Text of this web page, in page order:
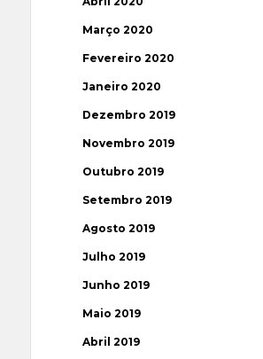
Março 2020
Fevereiro 2020
Janeiro 2020
Dezembro 2019
Novembro 2019
Outubro 2019
Setembro 2019
Agosto 2019
Julho 2019
Junho 2019
Maio 2019
Abril 2019